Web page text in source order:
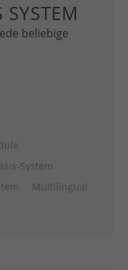
beliebige
System
Multilingual